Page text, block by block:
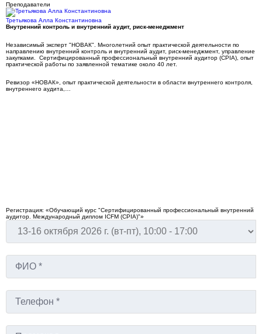
Преподаватели
Третьякова Алла Константиновна
Внутренний контроль и внутренний аудит, риск-менеджмент
Независимый эксперт "НОВАК". Многолетний опыт практической деятельности по
направлению внутренний контроль и внутренний аудит, риск-менеджмент, управление
закупками. Сертифицированный профессиональный внутренний аудитор (CPIA), опыт
практической работы по заявленной тематике около 40 лет.
Ревизор «НОВАК», опыт практической деятельности в области внутреннего контроля,
внутреннего аудита,…
Регистрация: «Обучающий курс "Сертифицированный профессиональный внутренний
аудитор. Международный диплом IСFM (CPIA)"»